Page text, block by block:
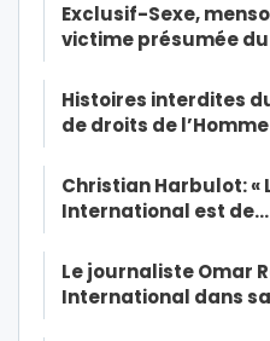
Exclusif-Sexe,
victime présumée
Histoires interdites
de droits de
Christian Harbulot: «
International est de…
Le journaliste Omar
International dans